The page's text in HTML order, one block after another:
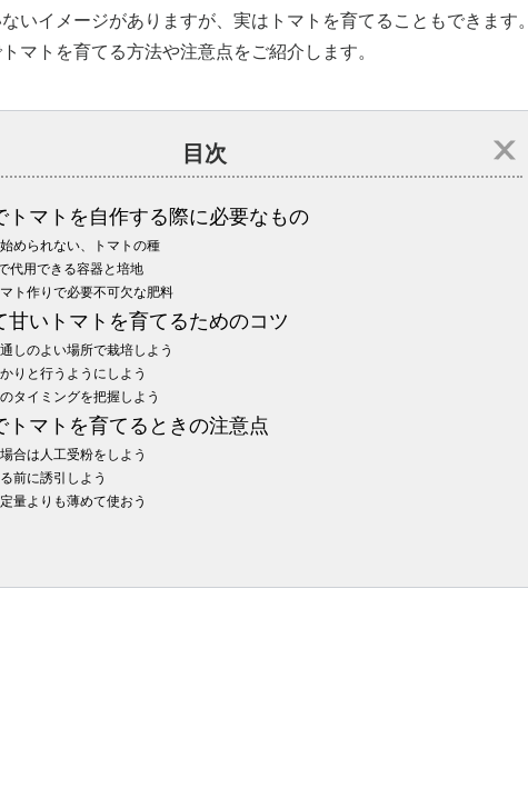
いイメージがありますが、実はトマトを育てることもできます。
マトを育てる方法や注意点をご紹介します。
目次
トマトを自作する際に必要なもの
められない、トマトの種
代用できる容器と培地
ト作りで必要不可欠な肥料
甘いトマトを育てるためのコツ
しのよい場所で栽培しよう
りと行うようにしよう
タイミングを把握しよう
トマトを育てるときの注意点
合は人工受粉をしよう
前に誘引しよう
量よりも薄めて使おう